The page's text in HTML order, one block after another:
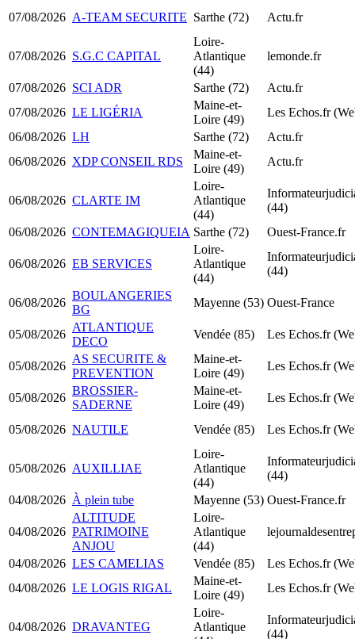
07/08/2026 A-TEAM SECURITE Sarthe (72) Actu.fr
07/08/2026 S.G.C CAPITAL
Loire-
Atlantique
(44)
lemonde.fr
07/08/2026 SCI ADR Sarthe (72)
Actu.fr
07/08/2026 LE LIGÉRIA
Maine-et-
Loire (49)
Les Echos.fr
06/08/2026 LH Sarthe (72)
Actu.fr
06/08/2026 XDP CONSEIL RDS
Maine-et-
Loire (49)
Actu.fr
06/08/2026 CLARTE IM
Loire-
Atlantique
(44)
(44)
06/08/2026 CONTEMAGIQUEIA Sarthe (72) Ouest-France.fr
06/08/2026 EB SERVICES
Loire-
Atlantique
(44)
(44)
06/08/2026
BOULANGERIES
BG
Mayenne (53) Ouest-France
05/08/2026
ATLANTIQUE
DECO
Vendée (85) Les Echos.fr
05/08/2026
AS SECURITE &
PREVENTION
Maine-et-
Loire (49)
Les Echos.fr
05/08/2026
BROSSIER-
SADERNE
Maine-et-
Loire (49)
Les Echos.fr
05/08/2026 NAUTILE Vendée (85) Les Echos.fr
05/08/2026 AUXILLIAE
Loire-
Atlantique
(44)
(44)
04/08/2026 À plein tube Mayenne (53) Ouest-France.fr
04/08/2026
ALTITUDE
PATRIMOINE
ANJOU
Loire-
Atlantique
(44)
04/08/2026 LES CAMELIAS Vendée (85)
Les Echos.fr
04/08/2026 LE LOGIS RIGAL
Maine-et-
Loire (49)
Les Echos.fr
04/08/2026 DRAVANTEG
Loire-
Atlantique
(44)